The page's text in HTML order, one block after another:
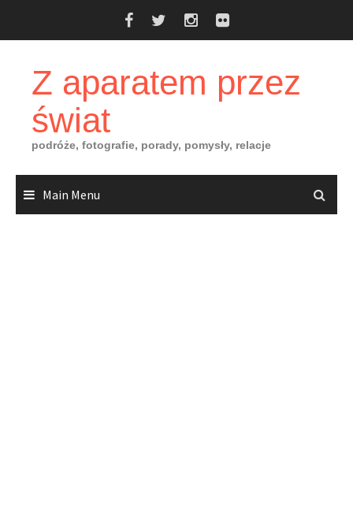
Z aparatem przez
świat
podróże, fotografie, porady, pomysły, relacje
Main Menu